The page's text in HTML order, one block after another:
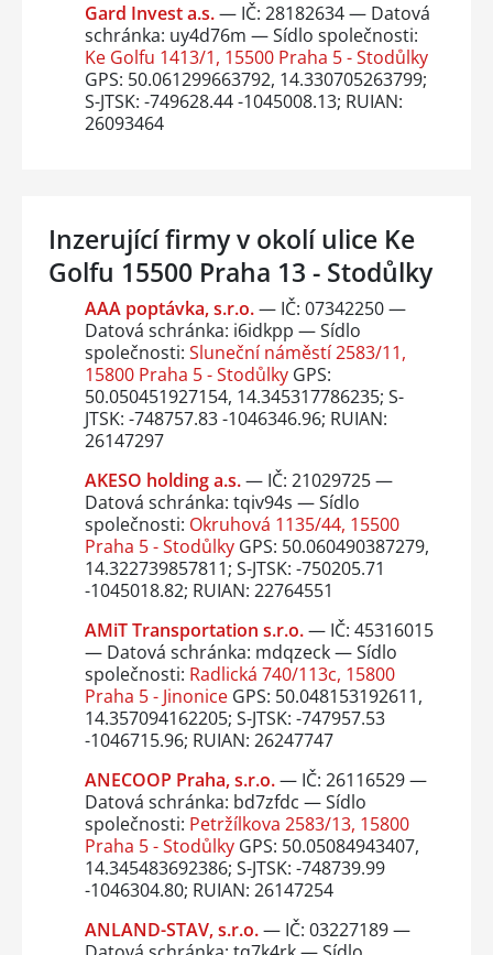
Gard Invest a.s.— IČ: 28182634 — Datová
schránka: uy4d76m — Sídlo společnosti:
Ke Golfu 1413/1, 15500 Praha 5 - Stodůlky
GPS: 50.061299663792, 14.330705263799;
S-JTSK: -749628.44 -1045008.13; RUIAN:
26093464
Inzerující firmy v okolí ulice Ke
Golfu 15500 Praha 13 - Stodůlky
AAA poptávka, s.r.o.— IČ: 07342250 —
Datová schránka: i6idkpp — Sídlo
společnosti: Sluneční náměstí 2583/11,
15800 Praha 5 - StodůlkyGPS:
50.050451927154, 14.345317786235; S-
JTSK: -748757.83 -1046346.96; RUIAN:
26147297
AKESO holding a.s.— IČ: 21029725 —
Datová schránka: tqiv94s — Sídlo
společnosti: Okruhová 1135/44, 15500
Praha 5 - StodůlkyGPS: 50.060490387279,
14.322739857811; S-JTSK: -750205.71
-1045018.82; RUIAN: 22764551
AMiT Transportation s.r.o.— IČ: 45316015
— Datová schránka: mdqzeck — Sídlo
společnosti: Radlická 740/113c, 15800
Praha 5 - JinoniceGPS: 50.048153192611,
14.357094162205; S-JTSK: -747957.53
-1046715.96; RUIAN: 26247747
ANECOOP Praha, s.r.o.— IČ: 26116529 —
Datová schránka: bd7zfdc — Sídlo
společnosti: Petržílkova 2583/13, 15800
Praha 5 - StodůlkyGPS: 50.05084943407,
14.345483692386; S-JTSK: -748739.99
-1046304.80; RUIAN: 26147254
ANLAND-STAV, s.r.o.— IČ: 03227189 —